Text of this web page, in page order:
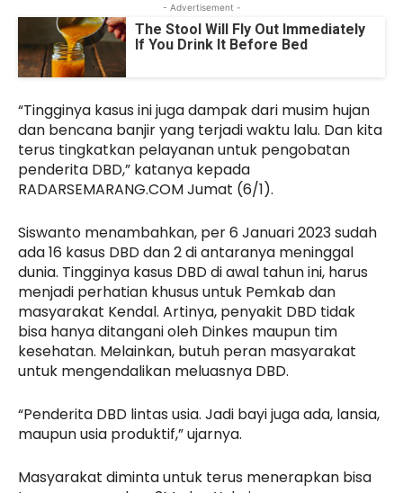
- Advertisement -
The Stool Will Fly Out Immediately
If You Drink It Before Bed
“Tingginya kasus ini juga dampak dari musim hujan
dan bencana banjir yang terjadi waktu lalu. Dan kita
terus tingkatkan pelayanan untuk pengobatan
penderita DBD,” katanya kepada
RADARSEMARANG.COM Jumat (6/1).
Siswanto menambahkan, per 6 Januari 2023 sudah
ada 16 kasus DBD dan 2 di antaranya meninggal
dunia. Tingginya kasus DBD di awal tahun ini, harus
menjadi perhatian khusus untuk Pemkab dan
masyarakat Kendal. Artinya, penyakit DBD tidak
bisa hanya ditangani oleh Dinkes maupun tim
kesehatan. Melainkan, butuh peran masyarakat
untuk mengendalikan meluasnya DBD.
“Penderita DBD lintas usia. Jadi bayi juga ada, lansia,
maupun usia produktif,” ujarnya.
Masyarakat diminta untuk terus menerapkan bisa